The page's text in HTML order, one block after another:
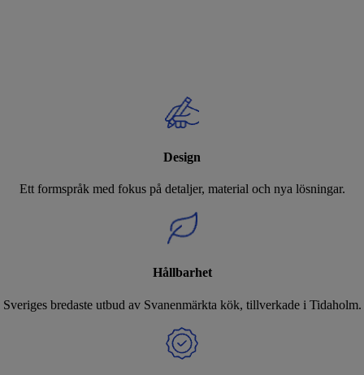
Design
Ett formspråk med fokus på detaljer, material och nya lösningar.
Hållbarhet
Sveriges bredaste utbud av Svanenmärkta kök, tillverkade i Tidaholm.